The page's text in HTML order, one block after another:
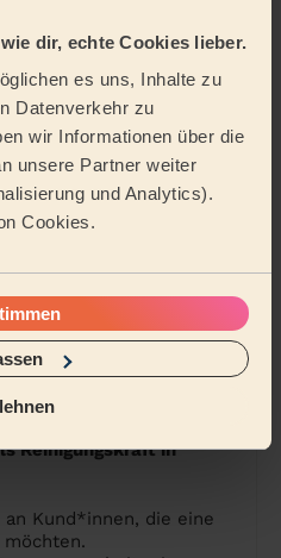
dir, echte Cookies lieber.
es uns, Inhalte zu
Datenverkehr zu
wir Informationen über die
unsere Partner weiter
und Analytics).
Cookies.
Alles, was du
Was Angehörige
in Hamm
Reinigungskraft in
Kund*innen, die eine
möchten.